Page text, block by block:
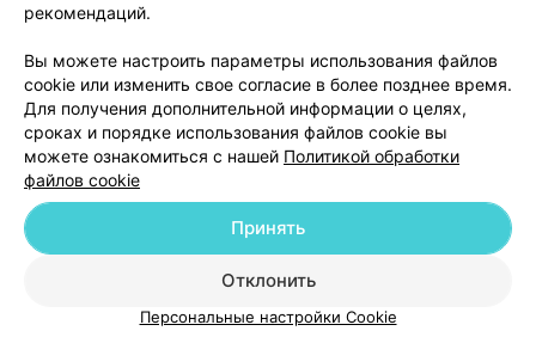
Обработка персональных данных
© 2026 ООО «Артокс Лаб», УНП 191700409
| 220012, Республика Беларусь,
Служба поддержки +375 291212755
рекомендаций.
Вы можете настроить параметры использования файлов
cookie или изменить свое согласие в более позднее время.
Для получения дополнительной информации о целях,
сроках и порядке использования файлов cookie вы
можете ознакомиться с нашей Политикой обработки
файлов cookie
Отклонить
Принять
Персональные настройки Cookie